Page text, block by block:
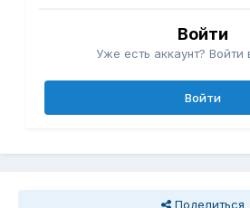
Войти
Уже есть аккаунт? Войти
Войти
Поделиться